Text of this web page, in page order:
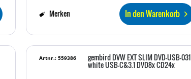
In den Warenkorb
Merken
gembird DVW EXT SLIM DVD-USB-031
white USB-C&3.1 DVD8x CD24x
Artnr.: 559386